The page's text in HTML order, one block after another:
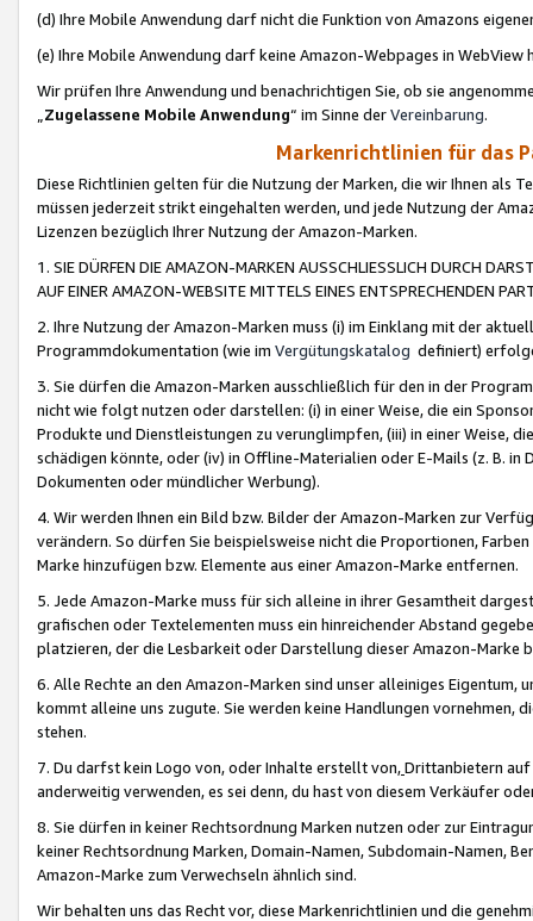
(d) Ihre Mobile Anwendung darf nicht die Funktion von Amazons
(e) Ihre Mobile Anwendung darf keine Amazon-Webpages in WebView
Wir prüfen Ihre Anwendung und benachrichtigen Sie, ob sie
„Zugelassene Mobile Anwendung“ im Sinne derVereinbarung.
Markenrichtlinien für das
Diese Richtlinien gelten für die Nutzung der Marken, die wir Ihnen als
müssen jederzeit strikt eingehalten werden, und jede Nutzung der
Lizenzen bezüglich Ihrer Nutzung der Amazon-Marken.
1. SIE DÜRFEN DIE AMAZON-MARKEN AUSSCHLIESSLICH DURCH
AUF EINER AMAZON-WEBSITE MITTELS EINES ENTSPRECHENDEN
2. Ihre Nutzung der Amazon-Marken muss (i) im Einklang mit der
Programmdokumentation (wie im Vergütungskatalog definiert)
3. Sie dürfen die Amazon-Marken ausschließlich für den in der
nicht wie folgt nutzen oder darstellen: (i) in einer Weise, die ein
Produkte und Dienstleistungen zu verunglimpfen, (iii) in einer Weise,
schädigen könnte, oder (iv) in Offline-Materialien oder E-Mails (z. B. in
Dokumenten oder mündlicher Werbung).
4. Wir werden Ihnen ein Bild bzw. Bilder der Amazon-Marken zur
verändern. So dürfen Sie beispielsweise nicht die Proportionen,
Marke hinzufügen bzw. Elemente aus einer Amazon-Marke entfernen.
5. Jede Amazon-Marke muss für sich alleine in ihrer Gesamtheit
grafischen oder Textelementen muss ein hinreichender Abstand
platzieren, der die Lesbarkeit oder Darstellung dieser Amazon-Marke
6. Alle Rechte an den Amazon-Marken sind unser alleiniges
kommt alleine uns zugute. Sie werden keine Handlungen vornehmen,
stehen.
7. Du darfst kein Logo von, oder Inhalte erstellt von,Drittanbietern auf
anderweitig verwenden, es sei denn, du hast von diesem Verkäufer
8. Sie dürfen in keiner Rechtsordnung Marken nutzen oder zur
keiner Rechtsordnung Marken, Domain-Namen, Subdomain-Namen,
Amazon-Marke zum Verwechseln ähnlich sind.
Wir behalten uns das Recht vor, diese Markenrichtlinien und die